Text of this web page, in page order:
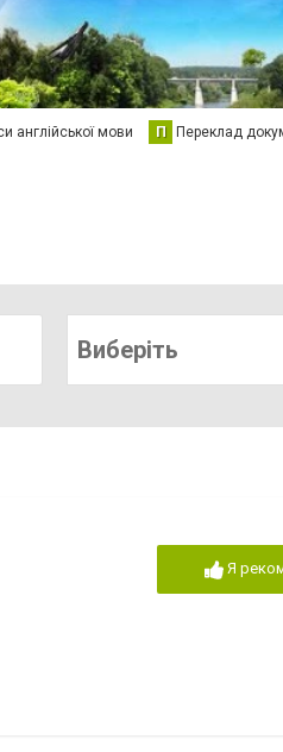
англійської мови П Переклад
Виберіть
Я